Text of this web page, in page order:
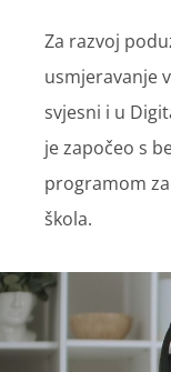
Za razvoj
usmjeravanje
svjesni i u
je započeo s
programom
škola.